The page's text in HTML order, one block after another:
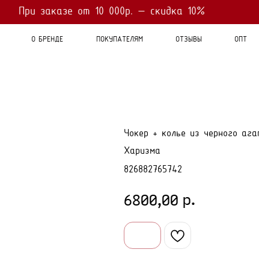
При заказе от 7 000р. - бесплатная доставка
- 4 платежа по 25%
Оплата
При заказе от 10 000р. — скидка 10%
ОПТ
О БРЕНДЕ ПОКУПАТЕЛЯМ ОТЗЫВЫ
Чокер + колье из черного
Харизма
826882765742
6800,00 р.